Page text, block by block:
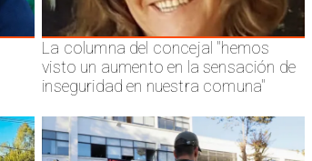
La columna del concejal "hemos
visto un aumento en la sensación de
inseguridad en nuestra comuna"